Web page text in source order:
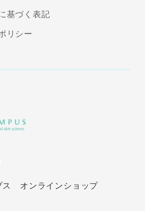
ス オンラインショップ
基づく表記
リシー